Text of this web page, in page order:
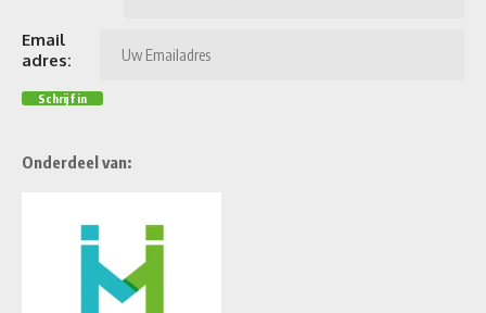
Email
adres:
Onderdeel van: